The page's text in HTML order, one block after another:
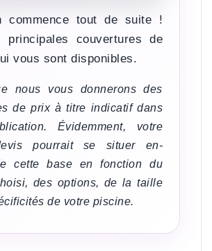
commence tout de suite !
principales couvertures de
vous sont disponibles.
nous vous donnerons des
de prix à titre indicatif dans
Évidemment, votre
pourrait se situer en-
cette base en fonction du
des options, de la taille
de votre piscine.